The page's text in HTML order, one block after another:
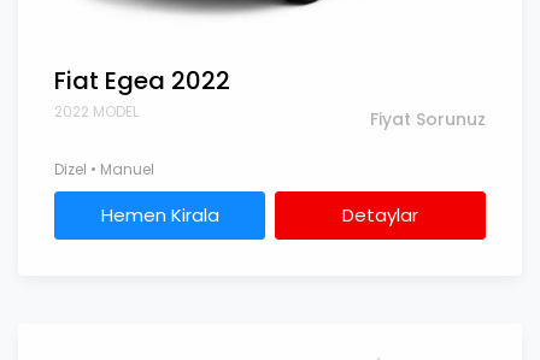
Fiat Egea 2022
2022 MODEL Fiyat Sorunuz
Dizel • Manuel
Hemen Kirala Detaylar